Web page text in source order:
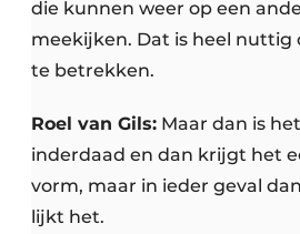
die kunnen weer op een
meekijken. Dat is heel nuttig
te betrekken.
Roel van Gils: Maar dan is
inderdaad en dan krijgt het
vorm, maar in ieder geval
lijkt het.